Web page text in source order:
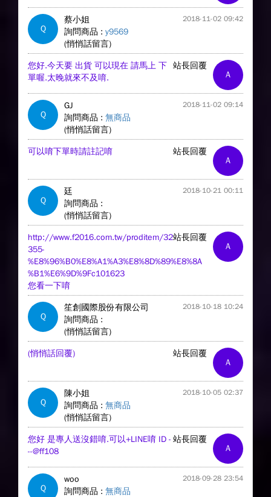
Q
蔡小姐 2018-11-02 09:42
詢問商品 : y9569
(悄悄話留言)
A
站長回覆
您好.今天要 出貨 可以現在 請馬上 下
單喔.太晚就來不及唷.
Q
GJ 2018-11-02 09:14
詢問商品 : 無商品
(悄悄話留言)
A
站長回覆
可以唷下單時請註記唷
Q
廷 2018-10-21 00:11
詢問商品 :
(悄悄話留言)
A
站長回覆
http://www.f2016.com.tw/proditem/32
355-
%E8%96%B0%E8%A1%A3%E8%8D%89%E8%8A
%B1%E6%9D%9Fc101623
您看一下唷
Q
笙創國際股份有限公司 2018-10-18 10:24
詢問商品 :
(悄悄話留言)
A
站長回覆
(悄悄話回覆)
Q
陳小姐 2018-10-05 02:37
詢問商品 : 無商品
(悄悄話留言)
A
站長回覆
您好 是專人送沒錯唷.可以+LINE唷 ID -
--@ff108
Q
woo 2018-09-28 23:54
詢問商品 : 無商品